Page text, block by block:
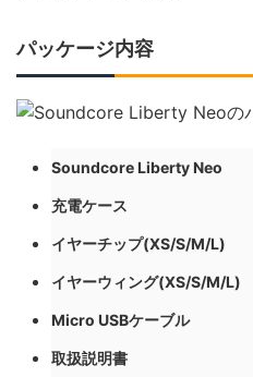
パッケージ内容
Soundcore Liberty Neo
充電ケース
イヤーチップ(XS/S/M/L)
イヤーウィング(XS/S/M/L)
Micro USBケーブル
取扱説明書